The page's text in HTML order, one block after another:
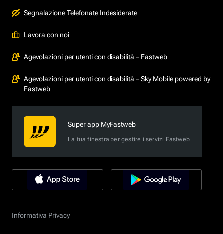
Segnalazione Telefonate Indesiderate
Lavora con noi
Agevolazioni per utenti con disabilità – Fastweb
Agevolazioni per utenti con disabilità – Sky Mobile powered by
Fastweb
Super app MyFastweb
La tua finestra per gestire i servizi Fastweb
Informativa Privacy